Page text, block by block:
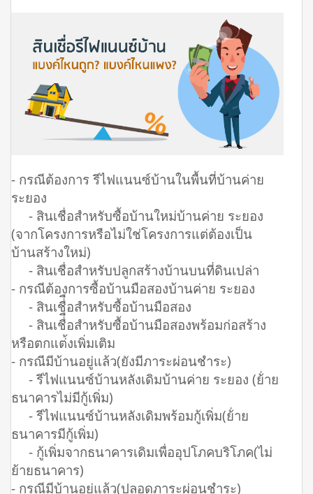
- กรณีต้องการ รีไฟแนนซ์บ้านในพื้นที่บ้านค่าย
ระยอง
- สินเชื่อสำหรับซื้อบ้านใหม่บ้านค่าย ระยอง
(จากโครงการหรือไม่ใช่โครงการแต่ต้องเป็น
บ้านสร้างใหม่)
- สินเชื่อสำหรับปลูกสร้างบ้านบนที่ดินเปล่า
- กรณีต้องการซื้อบ้านมือสองบ้านค่าย ระยอง
- สินเชื่ือสำหรับซื้อบ้านมือสอง
- สินเชื่ือสำหรับซื้อบ้านมือสองพร้อมก่อสร้าง
หรือตกแต่้งเพิ่มเติม
- กรณีมีบ้านอยู่แล้ว(ยังมีภาระผ่อนชำระ)
- รีไฟแนนซ์บ้านหลังเดิมบ้านค่าย ระยอง (ย้่าย
ธนาคารไม่มีกู้เพิ่ม)
- รีไฟแนนซ์บ้านหลังเดิมพร้อมกู้เพิ่ม(ย้่าย
ธนาคารมีกู้เพิ่ม)
- กู้เพิ่มจากธนาคารเดิมเพื่ออุปโภคบริโภค(ไม่
ย้ายธนาคาร)
- กรณีมีบ้านอยู่แล้ว(ปลอดภาระผ่อนชำระ)